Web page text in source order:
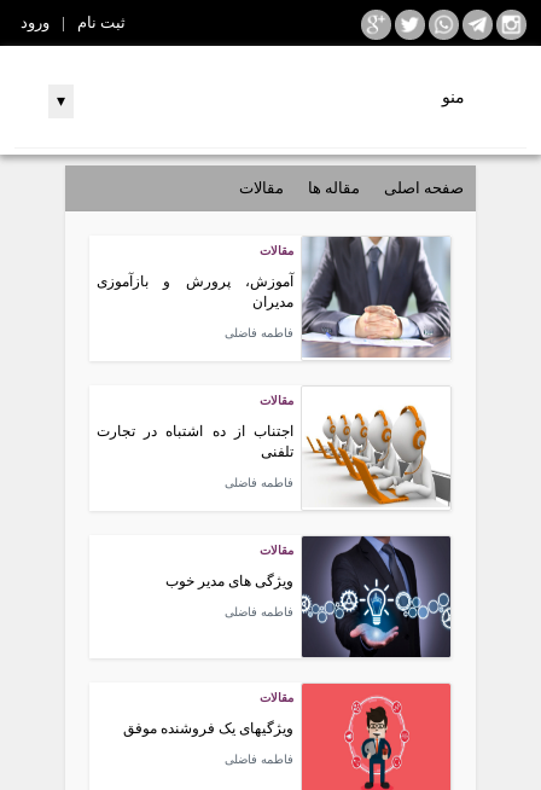
ورود | ثبت نام
منو ▾
صفحه اصلی مقاله ها مقالات
مقالات
آموزش، پرورش و بازآموزی
مدیران
فاطمه فاضلی
مقالات
اجتناب از ده اشتباه در تجارت
تلفنی
فاطمه فاضلی
مقالات
ویژگی های مدیر خوب
فاطمه فاضلی
مقالات
ویژگیهای یک فروشنده موفق
فاطمه فاضلی